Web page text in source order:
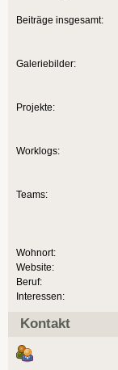
Beiträge insgesamt:
Galeriebilder:
Projekte:
Worklogs:
Teams:
Wohnort:
Website:
Beruf:
Interessen:
Kontakt